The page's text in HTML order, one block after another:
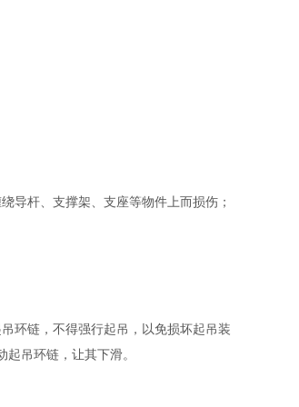
导杆、支撑架、支座等物件上而损伤；
环链，不得强行起吊，以免损坏起吊装
起吊环链，让其下滑。